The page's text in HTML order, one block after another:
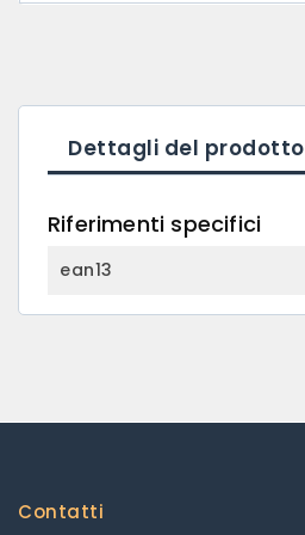
Dettagli del prodotto
Riferimenti specifici
ean13
Contatti